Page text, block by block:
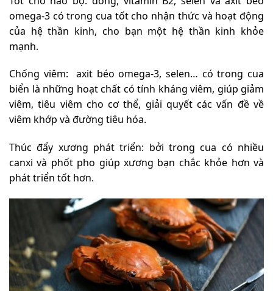
omega-3 có trong cua tốt cho nhận thức và hoạt động
của hệ thần kinh, cho bạn một hệ thần kinh khỏe
mạnh.
Chống viêm: axit béo omega-3, selen… có trong cua
biển là những hoạt chất có tính kháng viêm, giúp giảm
viêm, tiêu viêm cho cơ thể, giải quyết các vấn đề về
viêm khớp và đường tiêu hóa.
Thúc đẩy xương phát triển: bởi trong cua có nhiều
canxi và phốt pho giúp xương bạn chắc khỏe hơn và
phát triển tốt hơn.